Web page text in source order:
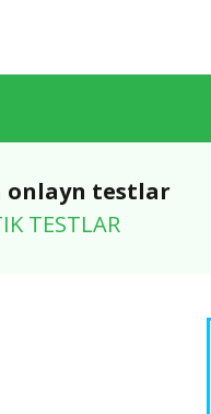
testlar
TESTLAR